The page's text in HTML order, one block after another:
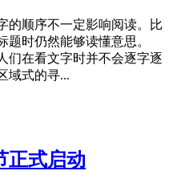
的顺序不一定影响阅读。比
时仍然能够读懂意思。
们在看文字时并不会逐字逐
域式的寻...
正式启动